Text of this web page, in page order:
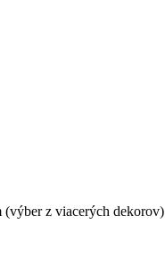
z viacerých dekorov)